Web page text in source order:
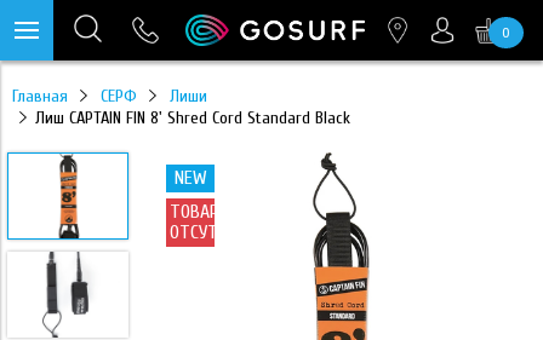
0
Главная СЕРФ
Лиши
Лиш CAPTAIN FIN 8' Shred Cord Standard Black
NEW
ТОВАР
ОТСУТСТВУЕТ
https://mc.yandex.ru/pixel/28467905289433451?rnd=%aw_random%